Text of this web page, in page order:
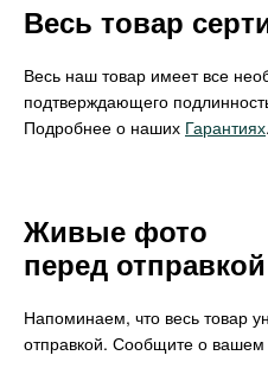
Весь товар
Весь наш товар имеет все
подтверждающего
Подробнее о наших Гарантиях.
Живые фото
перед
Напоминаем, что весь товар
отправкой. Сообщите о вашем